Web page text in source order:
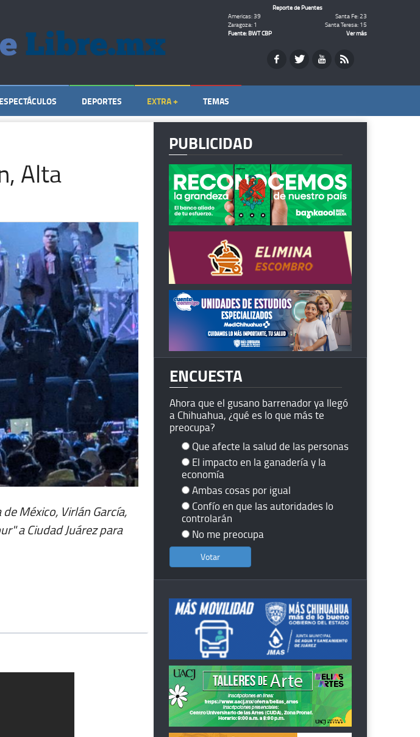
Reporte de Puentes
Americas: 39
Santa Fe: 23
Zaragoza: 1
Santa Teresa: 15
Fuente: BWT CBP
Ver más
ESPECTÁCULOS DEPORTES EXTRA + TEMAS
Alta
México, Virlán García,
a Ciudad Juárez para
PUBLICIDAD
ENCUESTA
Ahora que el gusano barrenador ya llegó
a Chihuahua, ¿qué es lo que más te
preocupa?
Que afecte la salud de las personas
El impacto en la ganadería y la
economía
Ambas cosas por igual
Confío en que las autoridades lo
controlarán
No me preocupa